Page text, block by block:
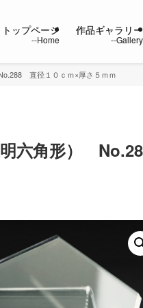
トップページ 作品ギャラリー
直径１０ｃｍ×厚さ５ｍｍ
六角形）